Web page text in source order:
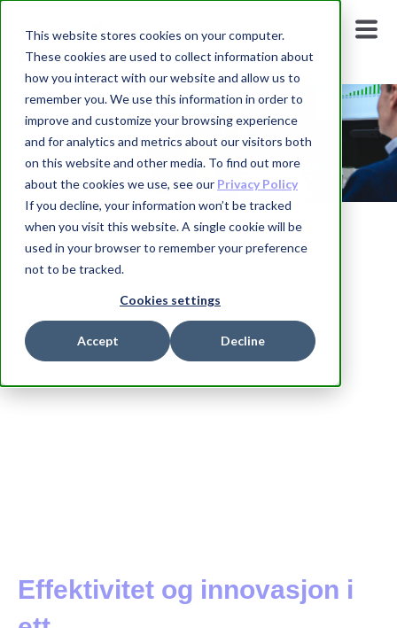
This website stores cookies on your computer.
These cookies are used to collect information about
how you interact with our website and allow us to
remember you. We use this information in order to
improve and customize your browsing experience
and for analytics and metrics about our visitors both
on this website and other media. To find out more
about the cookies we use, see our Privacy Policy
If you decline, your information won’t be tracked
when you visit this website. A single cookie will be
used in your browser to remember your preference
not to be tracked.
Cookies settings
Accept Decline
Styrerom
Effektivitet og innovasjon i